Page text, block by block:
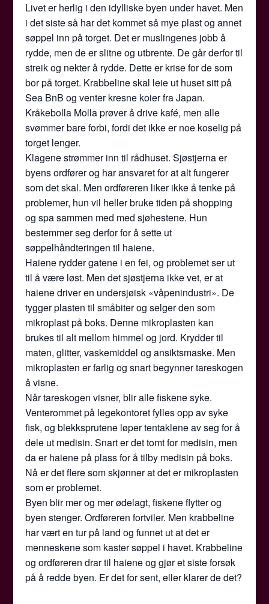
Livet er herlig i den idylliske byen under havet. Men
i det siste så har det kommet så mye plast og annet
søppel inn på torget. Det er muslingenes jobb å
rydde, men de er slitne og utbrente. De går derfor til
streik og nekter å rydde. Dette er krise for de som
bor på torget. Krabbeline skal leie ut huset sitt på
Sea BnB og venter kresne koier fra Japan.
Kråkebolla Molla prøver å drive kafé, men alle
svømmer bare forbi, fordi det ikke er noe koselig på
torget lenger.
Klagene strømmer inn til rådhuset. Sjøstjerna er
byens ordfører og har ansvaret for at alt fungerer
som det skal. Men ordføreren liker ikke å tenke på
problemer, hun vil heller bruke tiden på shopping
og spa sammen med med sjøhestene. Hun
bestemmer seg derfor for å sette ut
søppelhåndteringen til haiene.
Haiene rydder gatene i en fei, og problemet ser ut
til å være løst. Men det sjøstjerna ikke vet, er at
haiene driver en undersjøisk «våpenindustri». De
tygger plasten til småbiter og selger den som
mikroplast på boks. Denne mikroplasten kan
brukes til alt mellom himmel og jord. Krydder til
maten, glitter, vaskemiddel og ansiktsmaske. Men
mikroplasten er farlig og snart begynner tareskogen
å visne.
Når tareskogen visner, blir alle fiskene syke.
Venterommet på legekontoret fylles opp av syke
fisk, og blekksprutene løper tentaklene av seg for å
dele ut medisin. Snart er det tomt for medisin, men
da er haiene på plass for å tilby medisin på boks.
Nå er det flere som skjønner at det er mikroplasten
som er problemet.
Byen blir mer og mer ødelagt, fiskene flytter og
byen stenger. Ordføreren fortviler. Men krabbeline
har vært en tur på land og funnet ut at det er
menneskene som kaster søppel i havet. Krabbeline
og ordføreren drar til haiene og gjør et siste forsøk
på å redde byen. Er det for sent, eller klarer de det?